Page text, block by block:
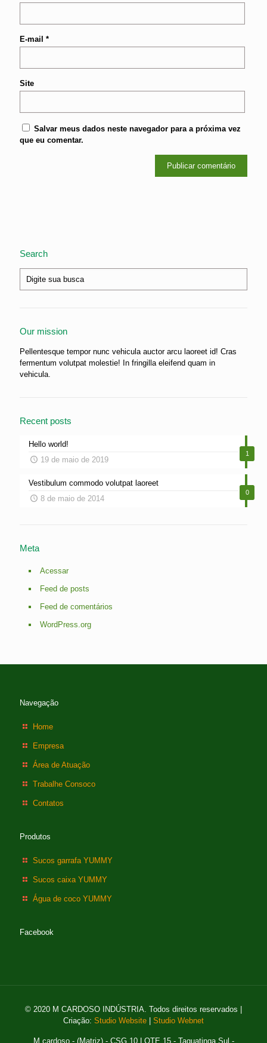
E-mail *
Site
Salvar meus dados neste navegador para a próxima vez
que eu comentar.
Search
Our mission
Pellentesque tempor nunc vehicula auctor arcu laoreet id! Cras
fermentum volutpat molestie! In fringilla eleifend quam in
vehicula.
Recent posts
1
Hello world!
19 de maio de 2019
0
Vestibulum commodo volutpat laoreet
8 de maio de 2014
Meta
Acessar
Feed de posts
Feed de comentários
WordPress.org
Navegação
Home
Empresa
Área de Atuação
Trabalhe Consoco
Contatos
Produtos
Sucos garrafa YUMMY
Sucos caixa YUMMY
Água de coco YUMMY
Facebook
© 2020 M CARDOSO INDÚSTRIA. Todos direitos reservados |
Criação: Studio Website Studio Webnet
M cardoso - (Matriz) - CSG 10 LOTE 15 - Taguatinga Sul -